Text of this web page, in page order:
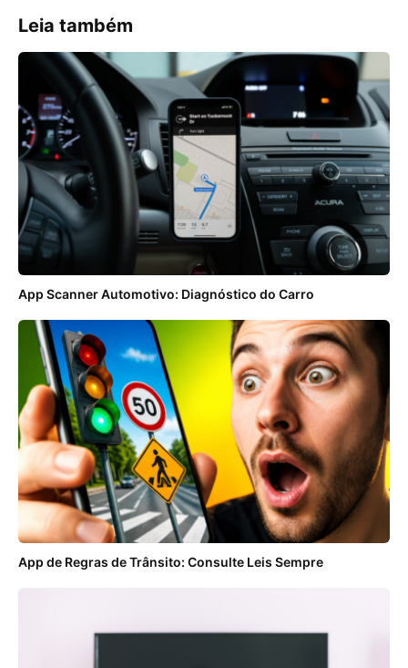
Leia também
App Scanner Automotivo: Diagnóstico do Carro
App de Regras de Trânsito: Consulte Leis Sempre